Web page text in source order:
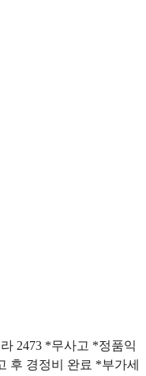
2473 *무사고 *정품익
후 경정비 완료 *부가세